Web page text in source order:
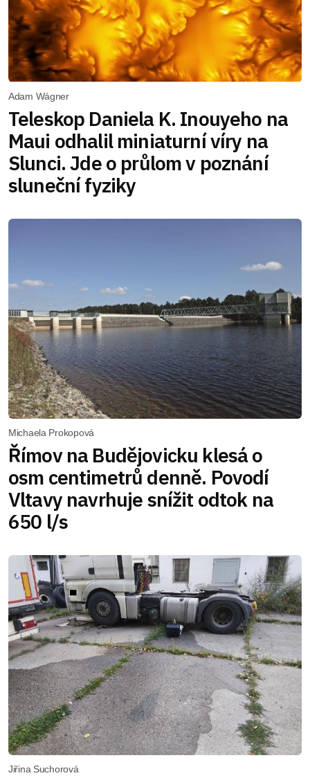
Adam Wágner
Teleskop Daniela K. Inouyeho na
Maui odhalil miniaturní víry na
Slunci. Jde o průlom v poznání
sluneční fyziky
Michaela Prokopová
Římov na Budějovicku klesá o
osm centimetrů denně. Povodí
Vltavy navrhuje snížit odtok na
650 l/s
Jiřina Suchorová